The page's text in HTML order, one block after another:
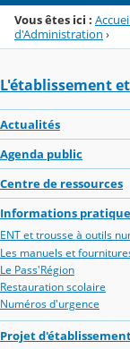
Vous êtes ici :
d'Administration ›
L'établissement
Actualités
Agenda public
Centre de ressources
Informations
ENT et trousse à outils
Les manuels et
Le Pass'Région
Restauration scolaire
Numéros d'urgence
Projet